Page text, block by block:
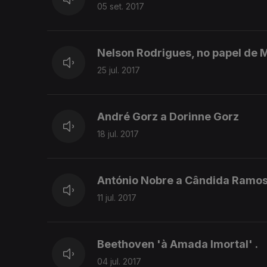
05 set. 2017
Nelson Rodrigues, no papel de
25 jul. 2017
André Gorz a Dorinne Gorz
18 jul. 2017
António Nobre a Cândida
11 jul. 2017
Beethoven 'à Amada Imortal' .
04 jul. 2017